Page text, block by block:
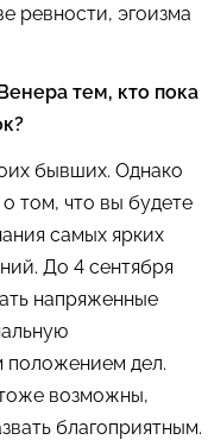
ревности, эгоизма
тем, кто пока
бывших. Однако
том, что вы будете
самых ярких
До 4 сентября
напряженные
положением дел.
возможны,
благоприятным.